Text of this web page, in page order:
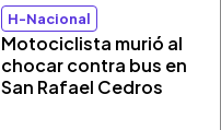
H-Nacional
Motociclista murió al
chocar contra bus en
San Rafael Cedros